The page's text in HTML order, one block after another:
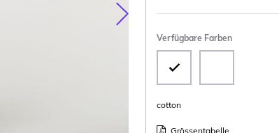
Nasledujúca
Verfügbare Farben
cotton
Grössentabelle